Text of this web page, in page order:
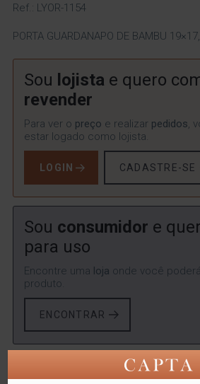
Ref.: LYOR-1154
PORTA GUARDANAPO DE BAMBU
Sou lojista e quero
revender
Para ver o preço e realizar pedidos,
estar logado como lojista.
LOGIN CADASTRE-SE
Sou consumidor e
para uso
Encontre uma loja onde você
produto.
ENCONTRAR
SKU:LYOR-1154 Categorias: